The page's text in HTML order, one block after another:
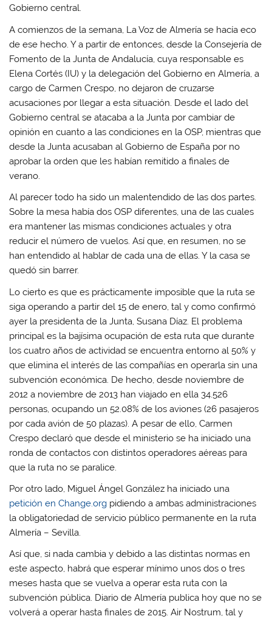
Gobierno central.
A comienzos de la semana, La Voz de Almería se hacía eco
de ese hecho. Y a partir de entonces, desde la Consejería de
Fomento de la Junta de Andalucía, cuya responsable es
Elena Cortés (IU) y la delegación del Gobierno en Almería, a
cargo de Carmen Crespo, no dejaron de cruzarse
acusaciones por llegar a esta situación. Desde el lado del
Gobierno central se atacaba a la Junta por cambiar de
opinión en cuanto a las condiciones en la OSP, mientras que
desde la Junta acusaban al Gobierno de España por no
aprobar la orden que les habían remitido a finales de
verano.
Al parecer todo ha sido un malentendido de las dos partes.
Sobre la mesa había dos OSP diferentes, una de las cuales
era mantener las mismas condiciones actuales y otra
reducir el número de vuelos. Así que, en resumen, no se
han entendido al hablar de cada una de ellas. Y la casa se
quedó sin barrer.
Lo cierto es que es prácticamente imposible que la ruta se
siga operando a partir del 15 de enero, tal y como confirmó
ayer la presidenta de la Junta, Susana Díaz. El problema
principal es la bajísima ocupación de esta ruta que durante
los cuatro años de actividad se encuentra entorno al 50% y
que elimina el interés de las compañías en operarla sin una
subvención económica. De hecho, desde noviembre de
2012 a noviembre de 2013 han viajado en ella 34.526
personas, ocupando un 52.08% de los aviones (26 pasajeros
por cada avión de 50 plazas). A pesar de ello, Carmen
Crespo declaró que desde el ministerio se ha iniciado una
ronda de contactos con distintos operadores aéreas para
que la ruta no se paralice.
Por otro lado, Miguel Ángel González ha iniciado una
petición en Change.org pidiendo a ambas administraciones
la obligatoriedad de servicio público permanente en la ruta
Almería – Sevilla.
Así que, si nada cambia y debido a las distintas normas en
este aspecto, habrá que esperar mínimo unos dos o tres
meses hasta que se vuelva a operar esta ruta con la
subvención pública. Diario de Almería publica hoy que no se
volverá a operar hasta finales de 2015. Air Nostrum, tal y